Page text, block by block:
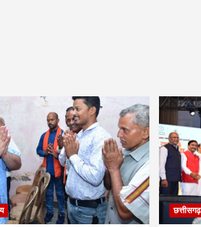
छत्तीसगढ़